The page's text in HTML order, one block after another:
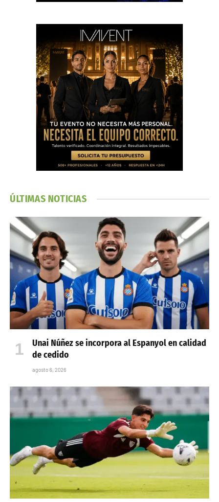
ÚLTIMAS NOTICIAS
Unai Núñez se incorpora al Espanyol en calidad
de cedido
agosto 6, 2026